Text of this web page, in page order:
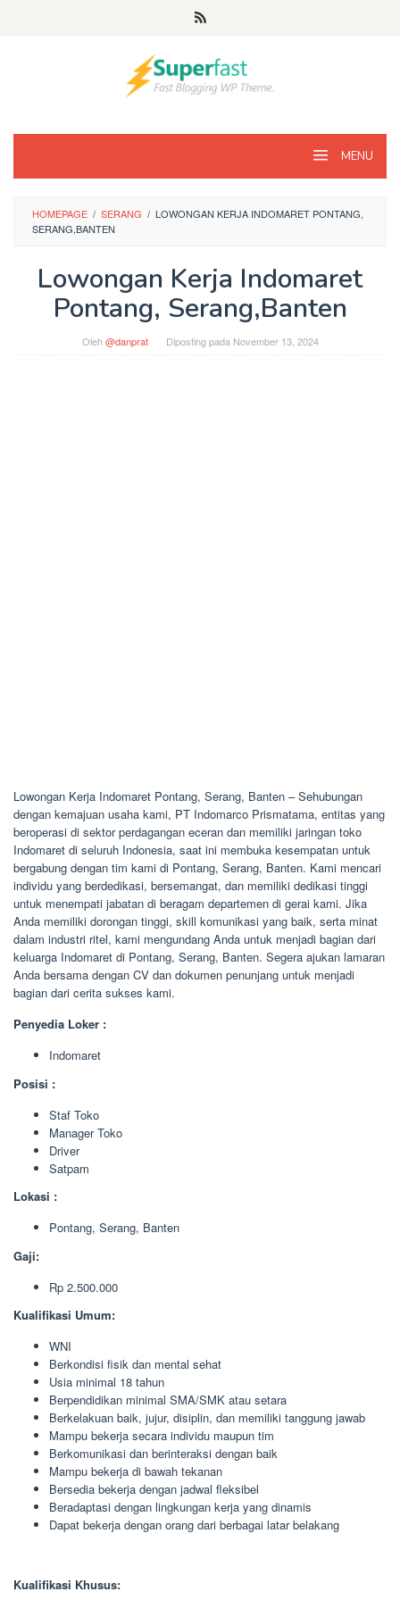
MENU
HOMEPAGE / SERANG / LOWONGAN KERJA INDOMARET PONTANG,
SERANG,BANTEN
Lowongan Kerja Indomaret
Pontang, Serang,Banten
Oleh@danprat Diposting pada November 13, 2024
Lowongan Kerja Indomaret Pontang, Serang, Banten – Sehubungan
dengan kemajuan usaha kami, PT Indomarco Prismatama, entitas yang
beroperasi di sektor perdagangan eceran dan memiliki jaringan toko
Indomaret di seluruh Indonesia, saat ini membuka kesempatan untuk
bergabung dengan tim kami di Pontang, Serang, Banten. Kami mencari
individu yang berdedikasi, bersemangat, dan memiliki dedikasi tinggi
untuk menempati jabatan di beragam departemen di gerai kami. Jika
Anda memiliki dorongan tinggi, skill komunikasi yang baik, serta minat
dalam industri ritel, kami mengundang Anda untuk menjadi bagian dari
keluarga Indomaret di Pontang, Serang, Banten. Segera ajukan lamaran
Anda bersama dengan CV dan dokumen penunjang untuk menjadi
bagian dari cerita sukses kami.
Penyedia Loker :
Indomaret
Posisi :
Staf Toko
Manager Toko
Driver
Satpam
Lokasi :
Pontang, Serang, Banten
Gaji:
Rp 2.500.000
Kualifikasi Umum:
WNI
Berkondisi fisik dan mental sehat
Usia minimal 18 tahun
Berpendidikan minimal SMA/SMK atau setara
Berkelakuan baik, jujur, disiplin, dan memiliki tanggung jawab
Mampu bekerja secara individu maupun tim
Berkomunikasi dan berinteraksi dengan baik
Mampu bekerja di bawah tekanan
Bersedia bekerja dengan jadwal fleksibel
Beradaptasi dengan lingkungan kerja yang dinamis
Dapat bekerja dengan orang dari berbagai latar belakang
Kualifikasi Khusus: